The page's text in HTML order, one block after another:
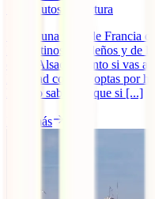
minutos de lectura
Si hay una zona de Francia
los destinos navideños y de
duda, Alsacia. Tanto si vas a
Navidad como si optas por
hacerlo sabiendo que si [...]
Leer más